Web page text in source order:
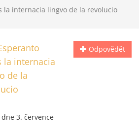
la internacia lingvo de la revolucio
Odpovědět
la internacia
de la
dne 3. července